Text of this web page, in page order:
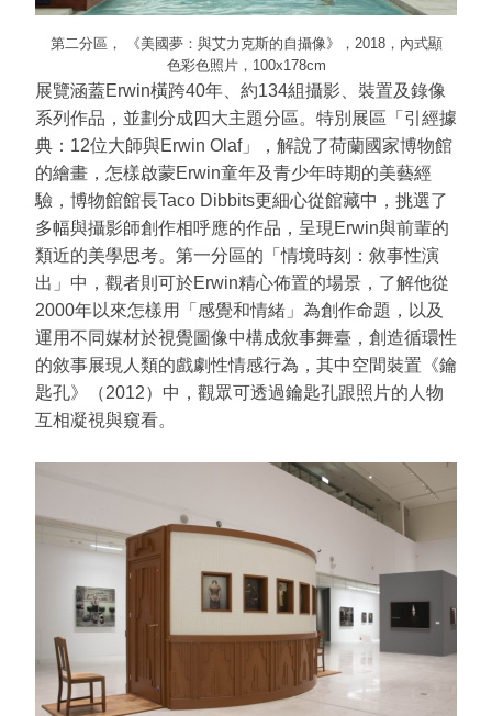
第二分區， 《美國夢：與艾力克斯的自攝像》，2018，內式顯
色彩色照片，100x178cm
展覽涵蓋Erwin橫跨40年、約134組攝影、裝置及錄像
系列作品，並劃分成四大主題分區。特別展區「引經據
典：12位大師與Erwin Olaf」，解說了荷蘭國家博物館
的繪畫，怎樣啟蒙Erwin童年及青少年時期的美藝經
驗，博物館館長Taco Dibbits更細心從館藏中，挑選了
多幅與攝影師創作相呼應的作品，呈現Erwin與前輩的
類近的美學思考。第一分區的「情境時刻：敘事性演
出」中，觀者則可於Erwin精心佈置的場景，了解他從
2000年以來怎樣用「感覺和情緒」為創作命題，以及
運用不同媒材於視覺圖像中構成敘事舞臺，創造循環性
的敘事展現人類的戲劇性情感行為，其中空間裝置《鑰
匙孔》（2012）中，觀眾可透過鑰匙孔跟照片的人物
互相凝視與窺看。